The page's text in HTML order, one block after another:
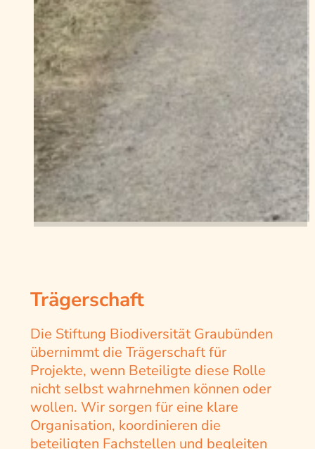
Trägerschaft
Die Stiftung Biodiversität Graubünden
übernimmt die Trägerschaft für
Projekte, wenn Beteiligte diese Rolle
nicht selbst wahrnehmen können oder
wollen. Wir sorgen für eine klare
Organisation, koordinieren die
beteiligten Fachstellen und begleiten